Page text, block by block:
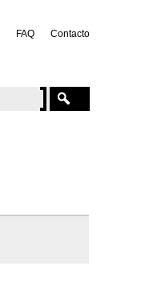
FAQ Contacto